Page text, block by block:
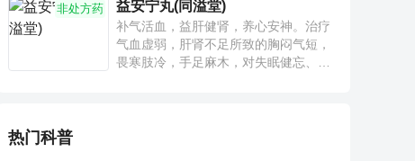
非处方药 益安宁丸(同溢堂)
补气活血，益肝健肾，养心安神。治疗
气血虚弱，肝肾不足所致的胸闷气短，
畏寒肢冷，手足麻木，对失眠健忘、神
热门科普